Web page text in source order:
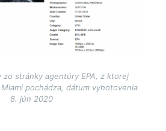
zo stránky agentúry EPA, z ktorej
pochádza, dátum vyhotovenia
8. jún 2020